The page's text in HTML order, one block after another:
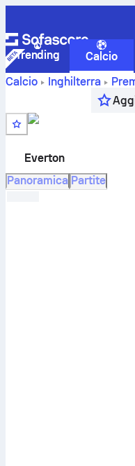
Trending Calcio
Calcio
Inghilterra
risultati in
previsioni
Everton
Panoramica Partite